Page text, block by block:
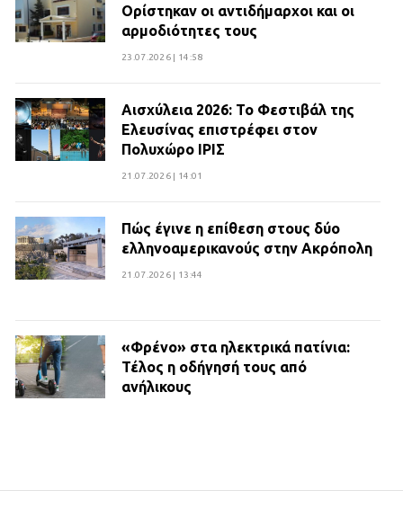
Ορίστηκαν οι αντιδήμαρχοι και οι
αρμοδιότητες τους
23.07.2026 | 14:58
Αισχύλεια 2026: Το Φεστιβάλ της
Ελευσίνας επιστρέφει στον
Πολυχώρο ΙΡΙΣ
21.07.2026 | 14:01
Πώς έγινε η επίθεση στους δύο
ελληνοαμερικανούς στην Ακρόπολη
21.07.2026 | 13:44
«Φρένο» στα ηλεκτρικά πατίνια:
Τέλος η οδήγησή τους από
ανήλικους